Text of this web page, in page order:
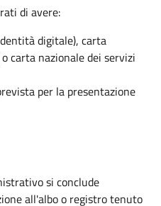
di avere:
digitale), carta
carta nazionale dei servizi
per la presentazione
si conclude
all'albo o registro tenuto